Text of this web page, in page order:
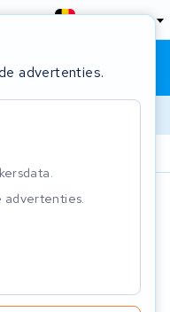
België
Inloggen
advertenties.
advertenties.